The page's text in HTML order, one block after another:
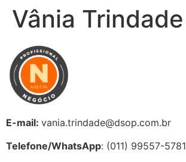
Vânia Trindade
E-mail: vania.trindade@dsop.com.br
Telefone/WhatsApp: (011) 99557-5781